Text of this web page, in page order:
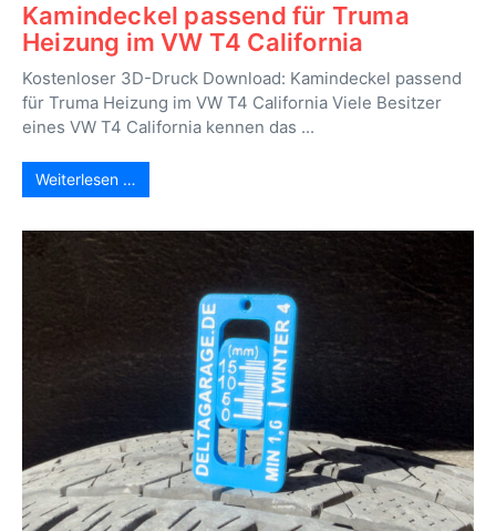
Kamindeckel passend für Truma
Heizung im VW T4 California
Kostenloser 3D-Druck Download: Kamindeckel passend
für Truma Heizung im VW T4 California Viele Besitzer
eines VW T4 California kennen das ...
Weiterlesen …